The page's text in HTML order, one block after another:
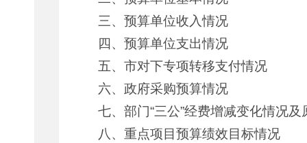
三、预算单位收入情况
四、预算单位支出情况
五、市对下专项转移支付情况
六、政府采购预算情况
七、部门“三公”经费增减变化情况及
八、重点项目预算绩效目标情况